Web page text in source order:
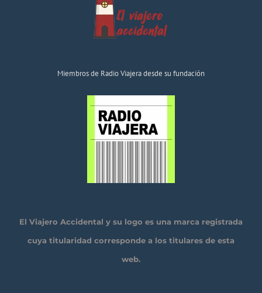
Miembros de Radio Viajera desde su fundación
El Viajero Accidental y su logo es una marca registrada
cuya titularidad corresponde a los titulares de esta
web.